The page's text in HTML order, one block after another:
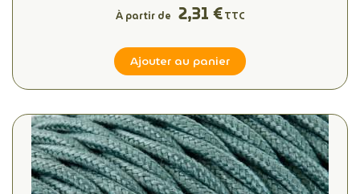
À partir de 2,31 €TTC
Ajouter au panier